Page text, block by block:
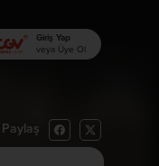
Giriş Yap
veya Üye Ol
Paylaş